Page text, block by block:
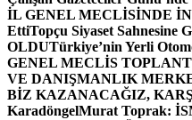
İL GENEL MECLİSİNDE
EttiTopçu Siyaset Sahnesine
OLDUTürkiye’nin Yerli
GENEL MECLİS
VE DANIŞMANLIK
BİZ KAZANACAĞIZ,
KaradöngelMurat Toprak: